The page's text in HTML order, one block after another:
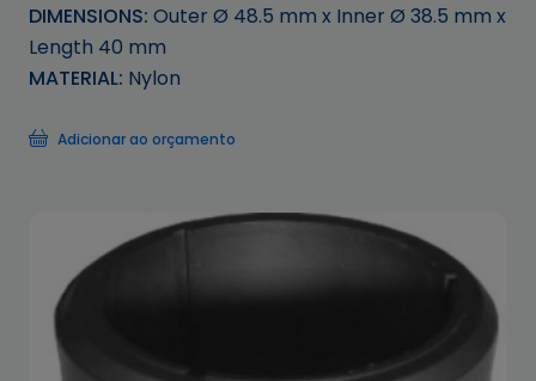
DIMENSIONS: Outer Ø 48.5 mm x Inner Ø 38.5 mm x
Length 40 mm
MATERIAL: Nylon
Adicionar ao orçamento